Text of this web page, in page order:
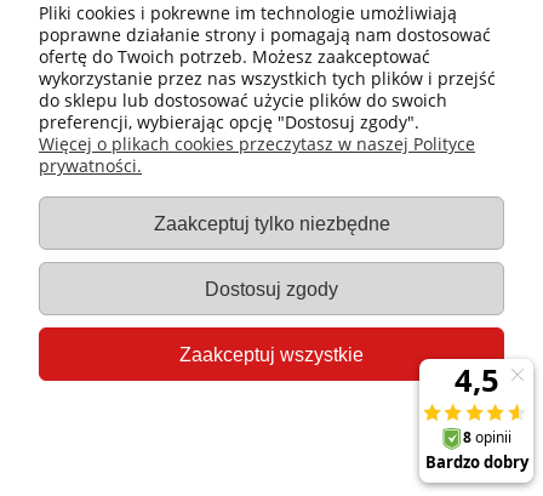
Płatności i dostawa
Gastro-Pol
Moje konto
Pomoc
Pliki cookies i pokrewne im technologie umożliwiają
poprawne działanie strony i pomagają nam dostosować
ofertę do Twoich potrzeb. Możesz zaakceptować
wykorzystanie przez nas wszystkich tych plików i przejść
do sklepu lub dostosować użycie plików do swoich
preferencji, wybierając opcję "Dostosuj zgody".
Więcej o plikach cookies przeczytasz w naszej Polityce
prywatności.
Zaakceptuj tylko niezbędne
Dostosuj zgody
Zaakceptuj wszystkie